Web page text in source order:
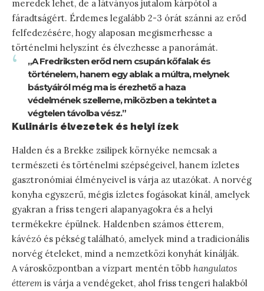
meredek lehet, de a látványos jutalom kárpótol a
fáradtságért. Érdemes legalább 2-3 órát szánni az erőd
felfedezésére, hogy alaposan megismerhesse a
történelmi helyszínt és élvezhesse a panorámát.
„A Fredriksten erőd nem csupán kőfalak és
történelem, hanem egy ablak a múltra, melynek
bástyáiról még ma is érezhető a haza
védelmének szelleme, miközben a tekintet a
végtelen távolba vész.”
Kulináris élvezetek és helyi ízek
Halden és a Brekke zsilipek környéke nemcsak a
természeti és történelmi szépségeivel, hanem ízletes
gasztronómiai élményeivel is várja az utazókat. A norvég
konyha egyszerű, mégis ízletes fogásokat kínál, amelyek
gyakran a friss tengeri alapanyagokra és a helyi
termékekre épülnek. Haldenben számos étterem,
kávézó és pékség található, amelyek mind a tradicionális
norvég ételeket, mind a nemzetközi konyhát kínálják.
A városközpontban a vízpart mentén több hangulatos
étterem is várja a vendégeket, ahol friss tengeri halakból